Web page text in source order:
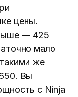
цены.
— 425
мало
же
Вы
с Ninja